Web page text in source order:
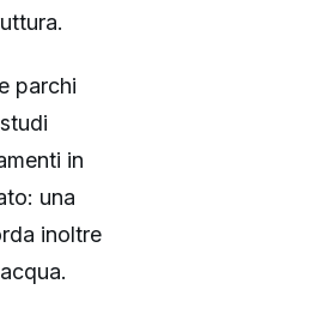
parchi
in
una
inoltre